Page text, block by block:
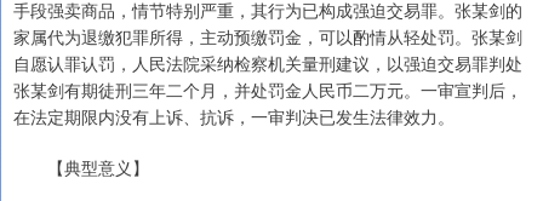
手段强卖商品，情节特别严重，其行为已构成强迫交易罪。张某剑的
家属代为退缴犯罪所得，主动预缴罚金，可以酌情从轻处罚。张某剑
自愿认罪认罚，人民法院采纳检察机关量刑建议，以强迫交易罪判处
张某剑有期徒刑三年二个月，并处罚金人民币二万元。一审宣判后，
在法定期限内没有上诉、抗诉，一审判决已发生法律效力。
【典型意义】